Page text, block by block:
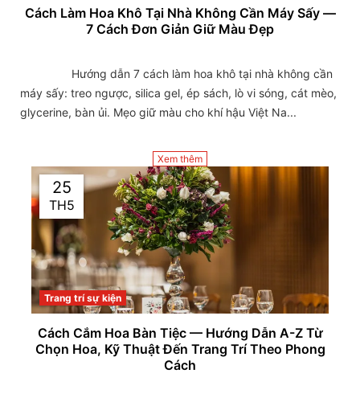
Cách Làm Hoa Khô Tại Nhà Không Cần Máy Sấy —
7 Cách Đơn Giản Giữ Màu Đẹp
máy sấy: treo ngược, silica gel, ép sách, lò vi sóng, cát mèo,
glycerine, bàn ủi. Mẹo giữ màu cho khí hậu Việt Na...
Xem thêm
25
TH5
Trang trí sự kiện
Cách Cắm Hoa Bàn Tiệc — Hướng Dẫn A-Z Từ
Chọn Hoa, Kỹ Thuật Đến Trang Trí Theo Phong
Cách